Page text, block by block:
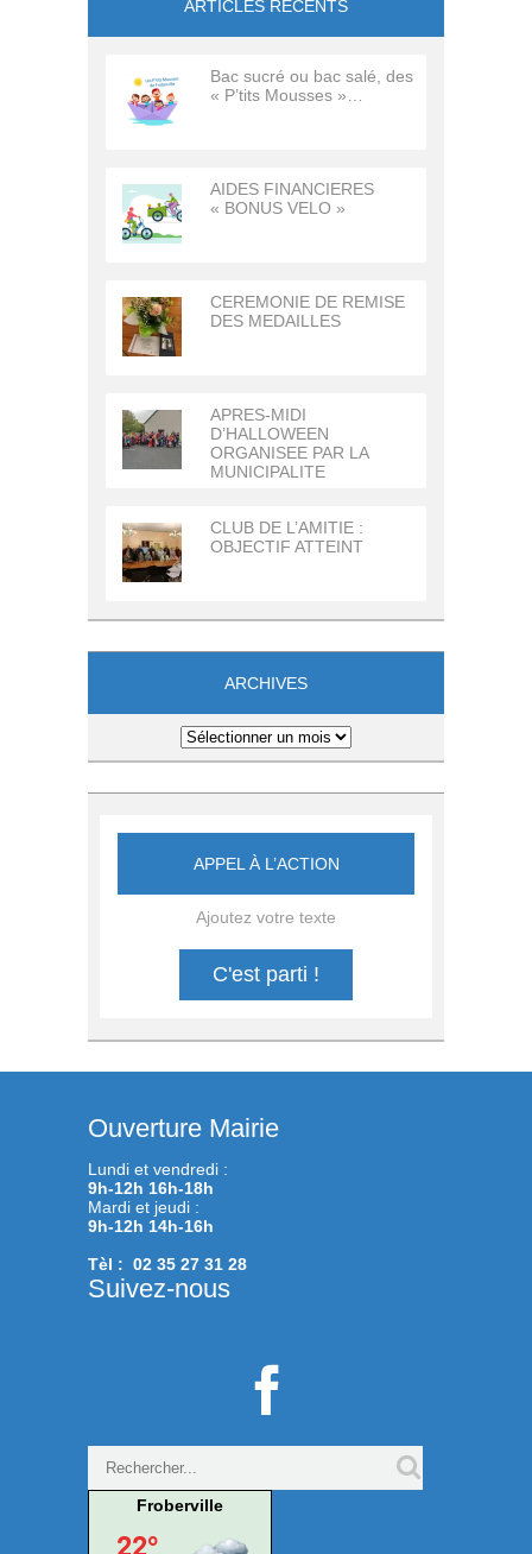
ARTICLES RÉCENTS
Bac sucré ou bac salé, des
« P’tits Mousses »…
AIDES FINANCIERES
« BONUS VELO »
CEREMONIE DE REMISE
DES MEDAILLES
APRES-MIDI
D’HALLOWEEN
ORGANISEE PAR LA
MUNICIPALITE
CLUB DE L’AMITIE :
OBJECTIF ATTEINT
ARCHIVES
APPEL À L’ACTION
Ajoutez votre texte
C'est parti !
Ouverture Mairie
Lundi et vendredi :
9h-12h 16h-18h
Mardi et jeudi :
9h-12h 14h-16h
Tèl : 02 35 27 31 28
Suivez-nous

Froberville